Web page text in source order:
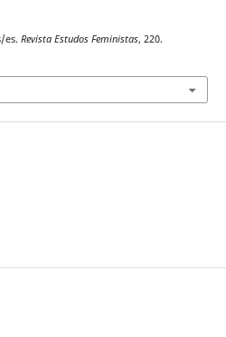
es. Revista Estudos Feministas, 220.